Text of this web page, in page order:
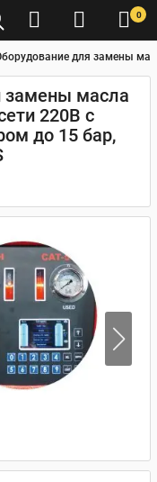
0
для замены
замены масла
220В с
до 15 бар,